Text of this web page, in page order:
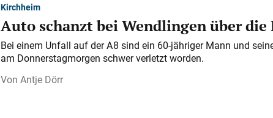
Kirchheim
Auto schanzt bei Wendlingen über
Bei einem Unfall auf der A 8 sind ein 60-jähriger Mann und
am Donnerstagmorgen schwer verletzt worden.
Antje Dörr